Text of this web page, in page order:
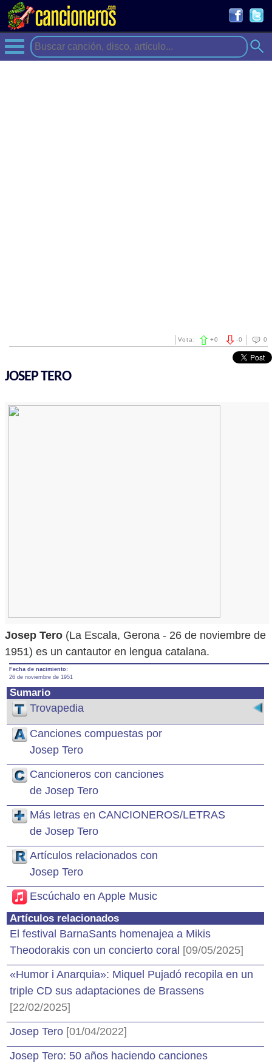
0
-0
Vota: +0
JOSEP TERO
Josep Tero (La Escala, Gerona - 26 de noviembre de
1951) es un cantautor en lengua catalana.
Fecha de nacimiento:
26 de noviembre de 1951
Sumario
Trovapedia
Canciones compuestas por
Josep Tero
Cancioneros con canciones
de Josep Tero
Más letras en CANCIONEROS/LETRAS
de Josep Tero
Artículos relacionados con
Josep Tero
Escúchalo en Apple Music
Artículos relacionados
El festival BarnaSants homenajea a Mikis
Theodorakis con un concierto coral [09/05/2025]
«Humor i Anarquia»: Miquel Pujadó recopila en un
triple CD sus adaptaciones de Brassens
[22/02/2025]
Josep Tero [01/04/2022]
Josep Tero: 50 años haciendo canciones